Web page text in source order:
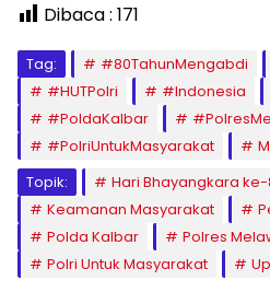
Dibaca : 171
Tag: #80TahunMengabdi
#HUTPolri
#Indonesia
#PoldaKalbar
#PolriUntukMasyarakat
Topik:
Hari Bhayangkara ke-
Keamanan Masyarakat
Polda Kalbar
Polres
Polri Untuk Masyarakat